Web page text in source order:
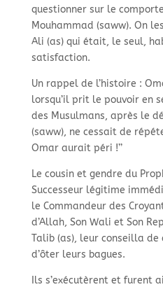
questionner sur le
Mouhammad (saww). On
Ali (as) qui était, le seul,
satisfaction.
Un rappel de l’histoire :
lorsqu’il prit le pouvoir en
des Musulmans, après le
(saww), ne cessait de
Omar aurait péri !’’
Le cousin et gendre du
Successeur légitime
le Commandeur des
d’Allah, Son Wali et Son
Talib (as), leur conseilla
d’ôter leurs bagues.
Ils s’exécutèrent et furent